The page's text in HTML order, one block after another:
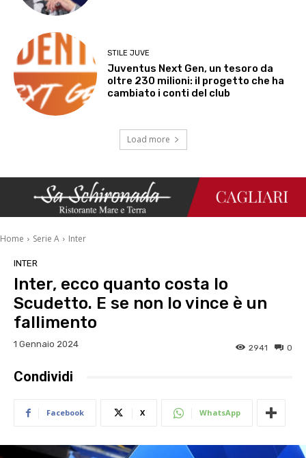
STILE JUVE
Juventus Next Gen, un tesoro da
oltre 230 milioni: il progetto che ha
cambiato i conti del club
Load more